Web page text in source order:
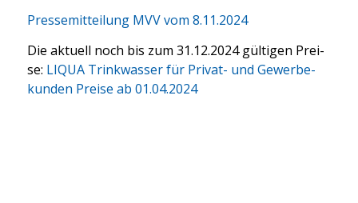
Pres­se­mit­tei­lung MVV vom 8.11.2024
Die aktu­ell noch bis zum 31.12.2024 gül­ti­gen Prei­
se: LIQUA Trink­was­ser für Pri­vat- und Gewer­be­
kun­den Prei­se ab 01.04.2024